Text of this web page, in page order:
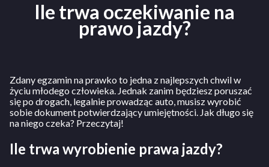
Ile trwa oczekiwanie na
prawo jazdy?
Zdany egzamin na prawko to jedna z najlepszych chwil w
życiu młodego człowieka. Jednak zanim będziesz poruszać
się po drogach, legalnie prowadząc auto, musisz wyrobić
sobie dokument potwierdzający umiejętności. Jak długo się
na niego czeka? Przeczytaj!
Ile trwa wyrobienie prawa jazdy?